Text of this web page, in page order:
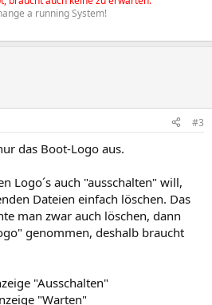
a running System!
#3
das Boot-Logo aus.
Logo´s auch "ausschalten" will,
Dateien einfach löschen. Das
man zwar auch löschen, dann
genommen, deshalb braucht
"Ausschalten"
"Warten"